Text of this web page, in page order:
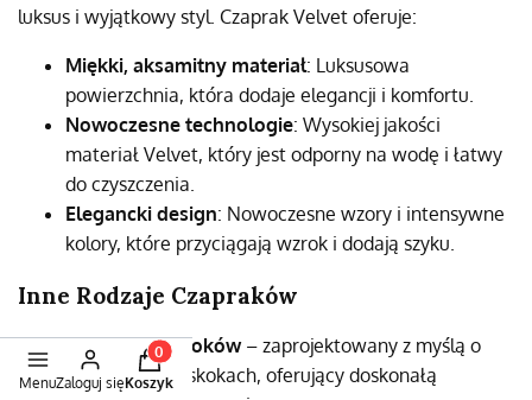
luksus i wyjątkowy styl. Czaprak Velvet oferuje:
Miękki, aksamitny materiał: Luksusowa
powierzchnia, która dodaje elegancji i komfortu.
Nowoczesne technologie: Wysokiej jakości
materiał Velvet, który jest odporny na wodę i łatwy
do czyszczenia.
Elegancki design: Nowoczesne wzory i intensywne
kolory, które przyciągają wzrok i dodają szyku.
Inne Rodzaje Czapraków
Czaprak do skoków– zaprojektowany z myślą o
intensywnych skokach, oferujący doskonałą
MenuZaloguj się
Produkty w koszyku: 0. Zobacz szczegóły
Koszyk